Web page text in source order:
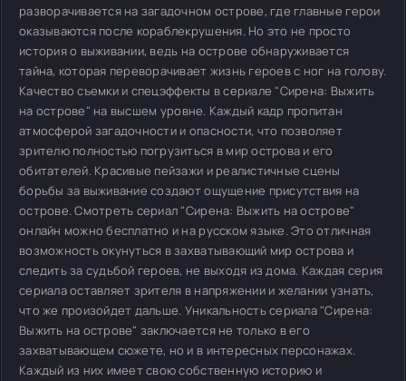
разворачивается на загадочном острове, где главные герои
оказываются после кораблекрушения. Но это не просто
история о выживании, ведь на острове обнаруживается
тайна, которая переворачивает жизнь героев с ног на голову.
Качество съемки и спецэффекты в сериале "Сирена: Выжить
на острове" на высшем уровне. Каждый кадр пропитан
атмосферой загадочности и опасности, что позволяет
зрителю полностью погрузиться в мир острова и его
обитателей. Красивые пейзажи и реалистичные сцены
борьбы за выживание создают ощущение присутствия на
острове. Смотреть сериал "Сирена: Выжить на острове"
онлайн можно бесплатно и на русском языке. Это отличная
возможность окунуться в захватывающий мир острова и
следить за судьбой героев, не выходя из дома. Каждая серия
сериала оставляет зрителя в напряжении и желании узнать,
что же произойдет дальше. Уникальность сериала "Сирена:
Выжить на острове" заключается не только в его
захватывающем сюжете, но и в интересных персонажах.
Каждый из них имеет свою собственную историю и